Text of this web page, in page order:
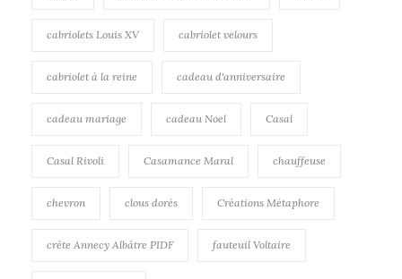
cabriolets Louis XV cabriolet velours
cabriolet à la reine cadeau d'anniversaire
cadeau mariage cadeau Noel Casal
Casal Rivoli Casamance Maral chauffeuse
chevron clous dorés Créations Métaphore
crête Annecy Albâtre PIDF fauteuil Voltaire